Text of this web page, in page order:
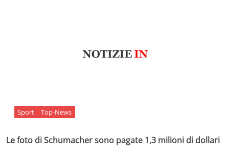
Sport Top-News
Le foto di Schumacher sono pagate 1,3 milioni di dollari